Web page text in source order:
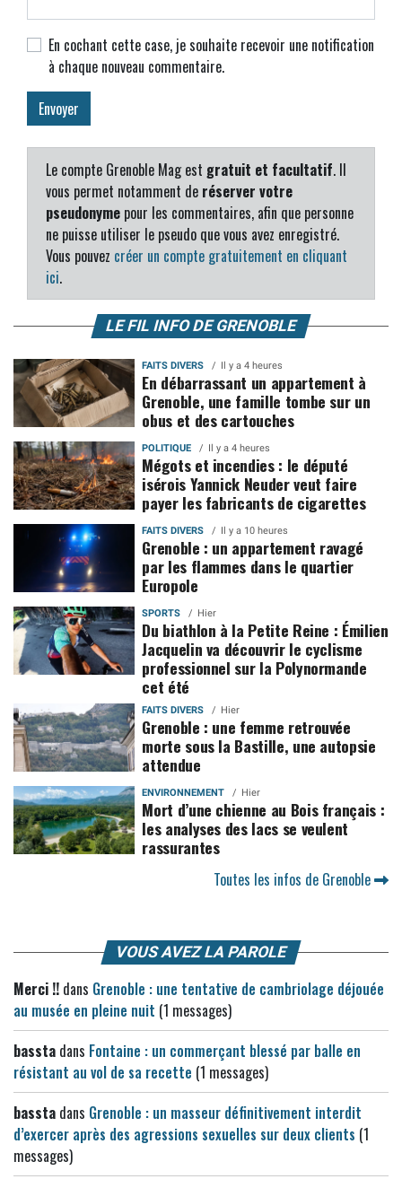
En cochant cette case, je souhaite recevoir une notification
à chaque nouveau commentaire.
Le compte Grenoble Mag est gratuit et facultatif. Il
vous permet notamment de réserver votre
pseudonyme pour les commentaires, afin que personne
ne puisse utiliser le pseudo que vous avez enregistré.
Vous pouvez créer un compte gratuitement en cliquant
ici.
LE FIL INFO DE GRENOBLE
FAITS DIVERS Il y a 4 heures
En débarrassant un appartement à
Grenoble, une famille tombe sur un
obus et des cartouches
POLITIQUE Il y a 4 heures
Mégots et incendies : le député
isérois Yannick Neuder veut faire
payer les fabricants de cigarettes
FAITS DIVERS Il y a 10 heures
Grenoble : un appartement ravagé
par les flammes dans le quartier
Europole
SPORTS Hier
Du biathlon à la Petite Reine : Émilien
Jacquelin va découvrir le cyclisme
professionnel sur la Polynormande
cet été
FAITS DIVERS Hier
Grenoble : une femme retrouvée
morte sous la Bastille, une autopsie
attendue
ENVIRONNEMENT Hier
Mort d’une chienne au Bois français :
les analyses des lacs se veulent
rassurantes
Toutes les infos de Grenoble
VOUS AVEZ LA PAROLE
Merci !! dans Grenoble : une tentative de cambriolage déjouée
au musée en pleine nuit (1 messages)
bassta dans Fontaine : un commerçant blessé par balle en
résistant au vol de sa recette (1 messages)
bassta dans Grenoble : un masseur définitivement interdit
d’exercer après des agressions sexuelles sur deux clients (1
messages)